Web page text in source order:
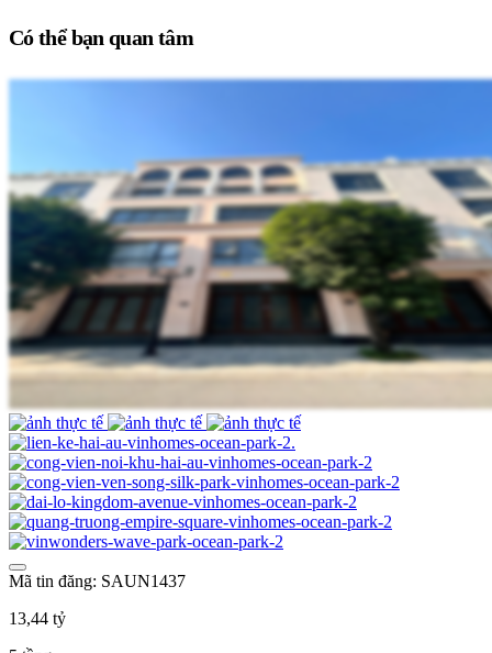
Có thể bạn quan tâm
Mã tin đăng: SAUN1437
13,44 tỷ